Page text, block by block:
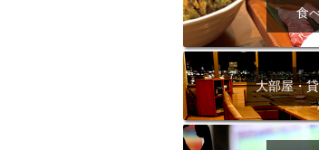
餃子
ホ
マ
市
綺
ク
食
大部屋・